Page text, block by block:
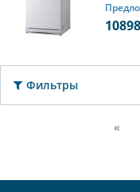
Фильтры
«